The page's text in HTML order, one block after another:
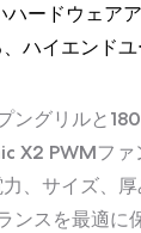
ードウェア
ハイエンドユ
ングリルと
X2 PWMフ
、サイズ、
ンスを最適